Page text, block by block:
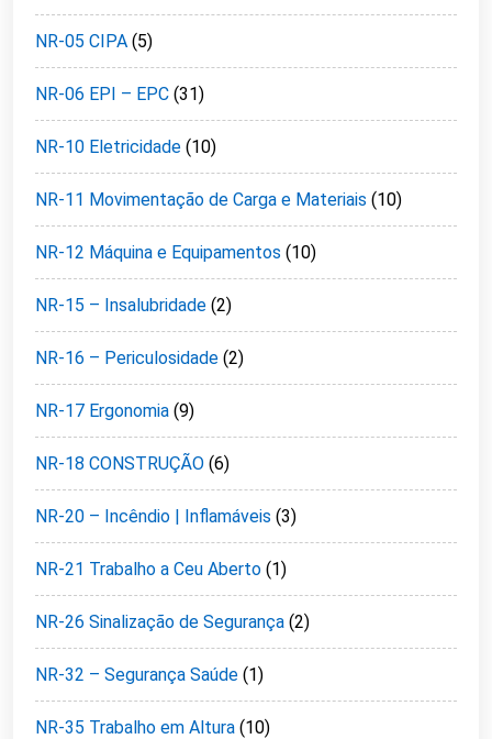
NR-05 CIPA (5)
NR-06 EPI – EPC (31)
NR-10 Eletricidade (10)
NR-11 Movimentação de Carga e Materiais (10)
NR-12 Máquina e Equipamentos (10)
NR-15 – Insalubridade (2)
NR-16 – Periculosidade (2)
NR-17 Ergonomia (9)
NR-18 CONSTRUÇÃO (6)
NR-20 – Incêndio | Inflamáveis (3)
NR-21 Trabalho a Ceu Aberto (1)
NR-26 Sinalização de Segurança (2)
NR-32 – Segurança Saúde (1)
NR-35 Trabalho em Altura (10)